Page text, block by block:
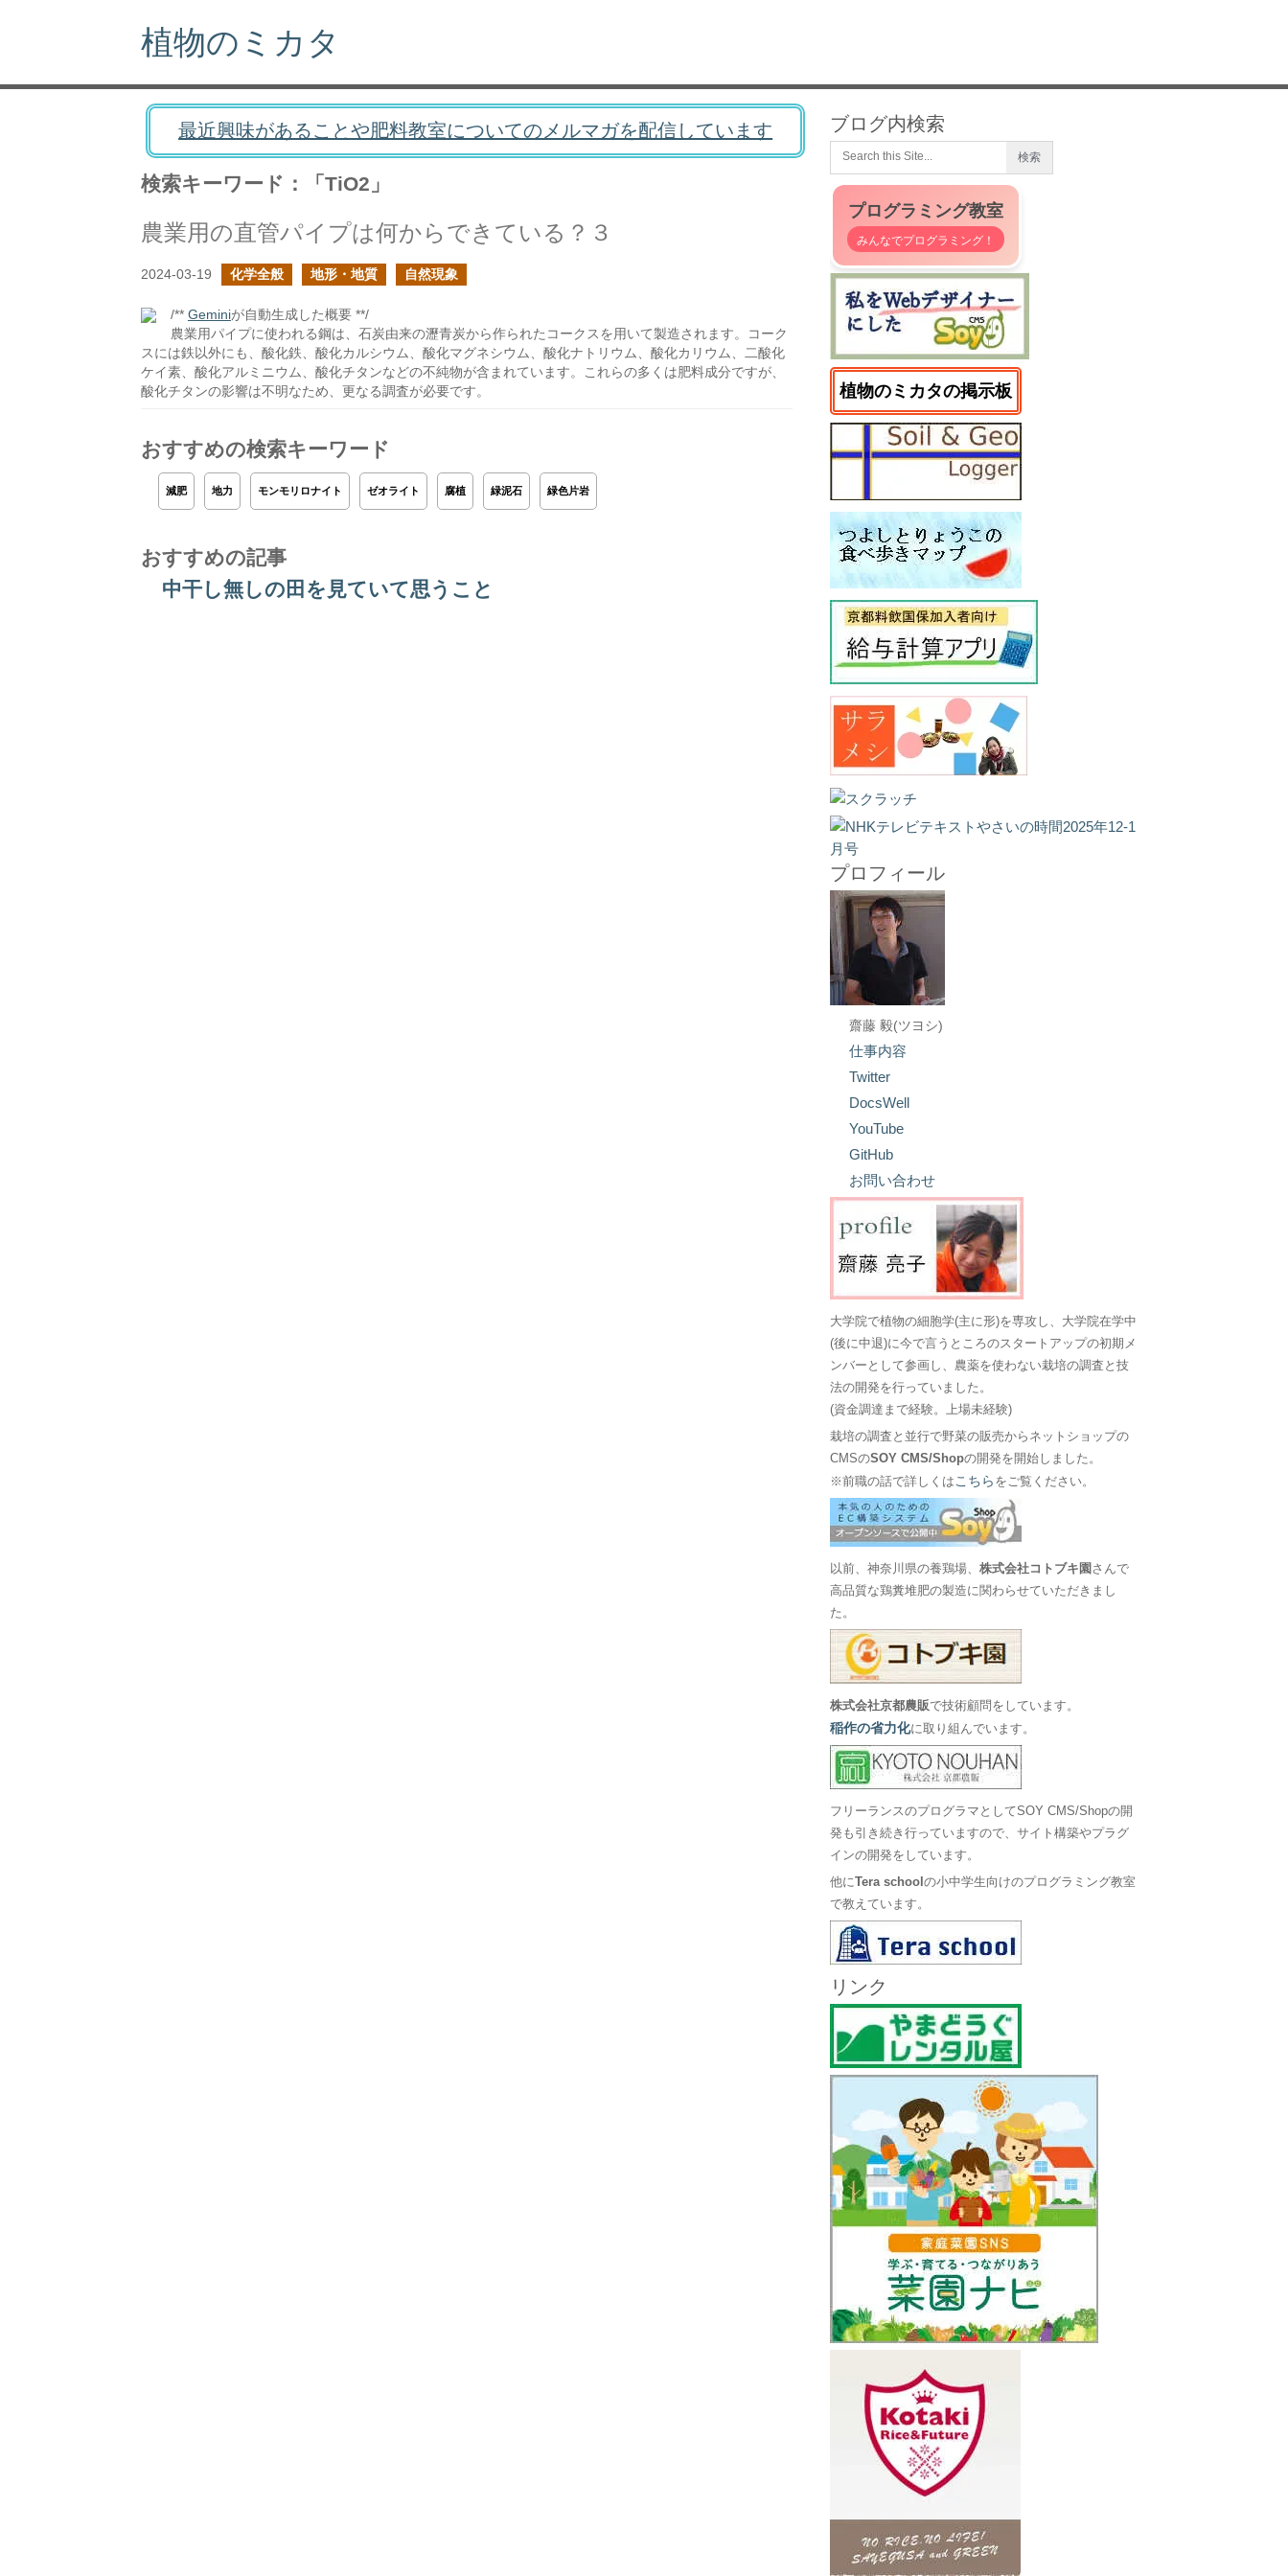
植物のミカタ
最近興味があることや肥料教室についてのメルマガを配信しています
検索キーワード：「TiO2」
農業用の直管パイプは何からできている？３
2024-03-19 化学全般 地形・地質 自然現象
/** Geminiが自動生成した概要 **/
農業用パイプに使われる鋼は、石炭由来の瀝青炭から作られたコークスを用いて製造されます。コーク
スには鉄以外にも、酸化鉄、酸化カルシウム、酸化マグネシウム、酸化ナトリウム、酸化カリウム、二酸化
ケイ素、酸化アルミニウム、酸化チタンなどの不純物が含まれています。これらの多くは肥料成分ですが、
酸化チタンの影響は不明なため、更なる調査が必要です。
おすすめの検索キーワード
減肥 地力 モンモリロナイト ゼオライト 腐植 緑泥石 緑色片岩
おすすめの記事
中干し無しの田を見ていて思うこと
ブログ内検索
プログラミング教室
みんなでプログラミング！
植物のミカタの掲示板
プロフィール
齋藤 毅(ツヨシ)
仕事内容
Twitter
DocsWell
YouTube
GitHub
お問い合わせ
大学院で植物の細胞学(主に形)を専攻し、大学院在学中
(後に中退)に今で言うところのスタートアップの初期メ
ンバーとして参画し、農薬を使わない栽培の調査と技
法の開発を行っていました。
(資金調達まで経験。上場未経験)
栽培の調査と並行で野菜の販売からネットショップの
CMSのSOY CMS/Shopの開発を開始しました。
※前職の話で詳しくは こちら をご覧ください。
以前、神奈川県の養鶏場、株式会社コトブキ園 さんで
高品質な鶏糞堆肥の製造に関わらせていただきまし
た。
株式会社京都農販で技術顧問をしています。
稲作の省力化に取り組んでいます。
フリーランスのプログラマとしてSOY CMS/Shopの開
発も引き続き行っていますので、サイト構築やプラグ
インの開発をしています。
他にTera schoolの小中学生向けのプログラミング教室
で教えています。
リンク